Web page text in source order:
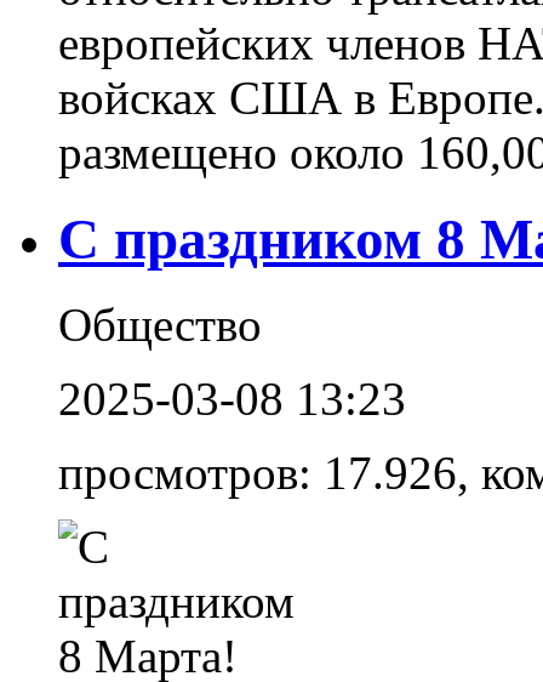
европейских членов
войсках США в
размещено около
С праздником 8
Общество
2025-03-08 13:23
просмотров: 17.926,